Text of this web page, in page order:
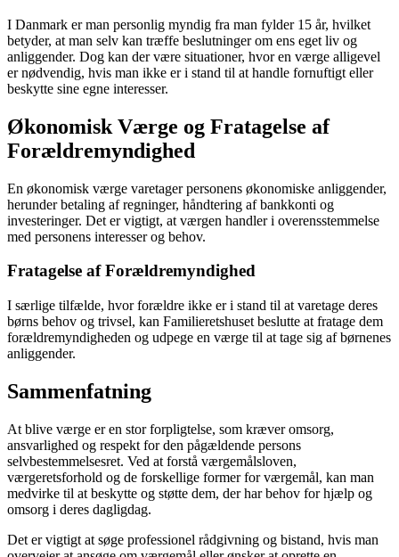
I Danmark er man personlig myndig fra man fylder 15 år, hvilket
betyder, at man selv kan træffe beslutninger om ens eget liv og
anliggender. Dog kan der være situationer, hvor en værge alligevel
er nødvendig, hvis man ikke er i stand til at handle fornuftigt eller
beskytte sine egne interesser.
Økonomisk Værge og Fratagelse af
Forældremyndighed
En økonomisk værge varetager personens økonomiske anliggender,
herunder betaling af regninger, håndtering af bankkonti og
investeringer. Det er vigtigt, at værgen handler i overensstemmelse
med personens interesser og behov.
Fratagelse af Forældremyndighed
I særlige tilfælde, hvor forældre ikke er i stand til at varetage deres
børns behov og trivsel, kan Familieretshuset beslutte at fratage dem
forældremyndigheden og udpege en værge til at tage sig af børnenes
anliggender.
Sammenfatning
At blive værge er en stor forpligtelse, som kræver omsorg,
ansvarlighed og respekt for den pågældende persons
selvbestemmelsesret. Ved at forstå værgemålsloven,
værgeretsforhold og de forskellige former for værgemål, kan man
medvirke til at beskytte og støtte dem, der har behov for hjælp og
omsorg i deres dagligdag.
Det er vigtigt at søge professionel rådgivning og bistand, hvis man